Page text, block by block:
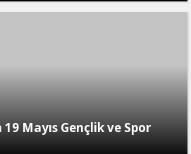
Mayıs Gençlik ve Spor